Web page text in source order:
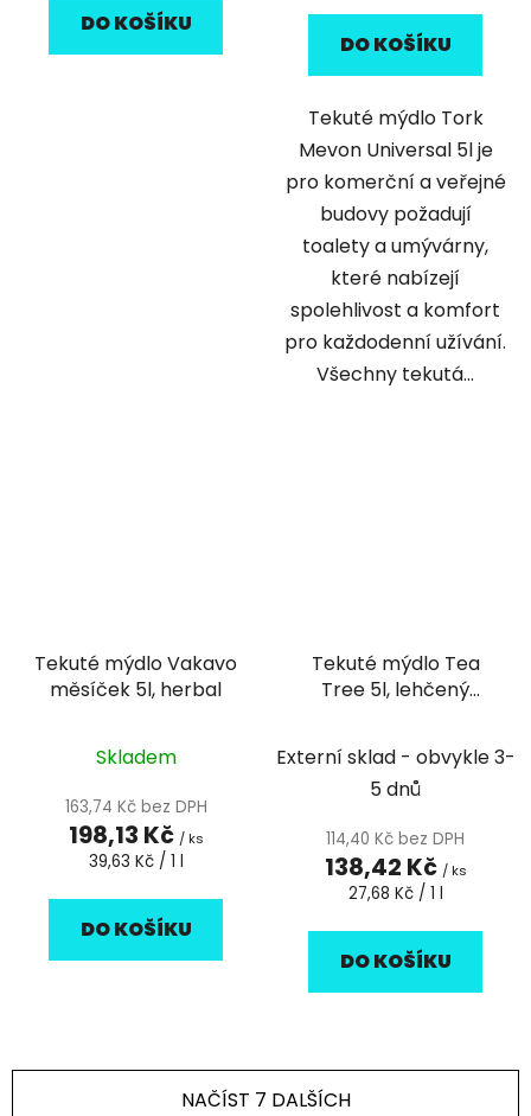
DO KOŠÍKU
DO KOŠÍKU
Tekuté mýdlo Tork
Mevon Universal 5l je
pro komerční a veřejné
budovy požadují
toalety a umývárny,
které nabízejí
spolehlivost a komfort
pro každodenní užívání.
Všechny tekutá...
Tekuté mýdlo Vakavo
měsíček 5l, herbal
Skladem
163,74 Kč bez DPH
198,13 Kč / ks
Měrná
39,63 Kč / 1 l
DO KOŠÍKU
Tekuté mýdlo Tea
Tree 5l, lehčený
Externí sklad - obvykle 3-
5 dnů
114,40 Kč bez DPH
138,42 Kč / ks
Měrná
27,68 Kč / 1 l
DO KOŠÍKU
NAČÍST 7 DALŠÍCH